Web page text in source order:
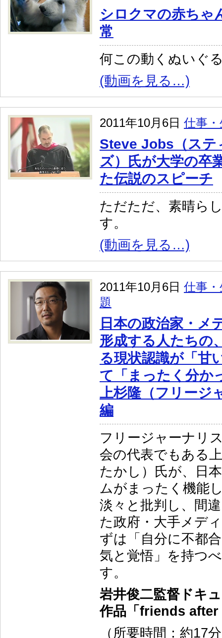
シロクマの赤ちゃ
常
何この動くぬいぐ
(動画を見る…)
2011年10月6日 仕事
Steve Jobs（ステ
ズ）氏が大学の卒
た伝説のスピーチ
ただただ、素晴ら
す。
(動画を見る…)
2011年10月6日 仕事
題
日本の政治家・メ
形成する人たちの
る現状認識が「甘
て「まったく分か
上杉隆（フリージ
編
フリージャーナリ
会の代表でもある
たかし）氏が、日
ムがまったく機能
淡々と批判し、間
た政府・大手メデ
ずは「自分に不都
気と覚悟」を持つ
す。
岩井俊二監督ドキ
作品「friends after
（所要時間：約17